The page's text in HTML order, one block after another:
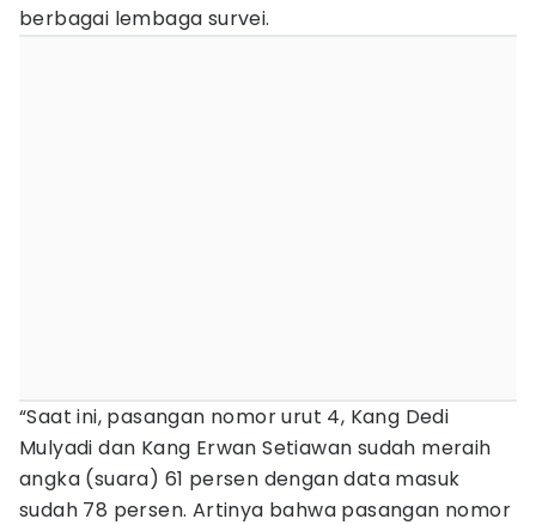
berbagai lembaga survei.
“Saat ini, pasangan nomor urut 4, Kang Dedi
Mulyadi dan Kang Erwan Setiawan sudah meraih
angka (suara) 61 persen dengan data masuk
sudah 78 persen. Artinya bahwa pasangan nomor